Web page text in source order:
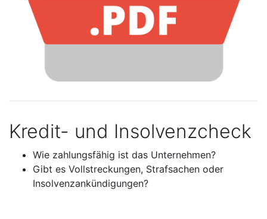
Kredit- und Insolvenzcheck
Wie zahlungsfähig ist das Unternehmen?
Gibt es Vollstreckungen, Strafsachen oder
Insolvenzankündigungen?